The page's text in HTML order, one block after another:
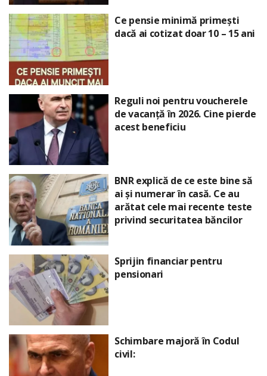
Ce pensie minimă primești
dacă ai cotizat doar 10 – 15 ani
Reguli noi pentru voucherele
de vacanță în 2026. Cine pierde
acest beneficiu
BNR explică de ce este bine să
ai și numerar în casă. Ce au
arătat cele mai recente teste
privind securitatea băncilor
Sprijin financiar pentru
pensionari
Schimbare majoră în Codul
civil: